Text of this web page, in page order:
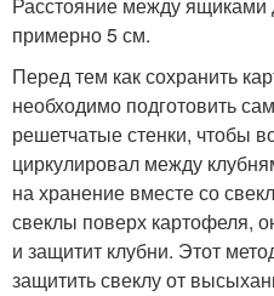
Расстояние между ящиками
примерно 5 см.
Перед тем как сохранить
необходимо подготовить
решетчатые стенки, чтобы
циркулировал между
на хранение вместе со
свеклы поверх картофеля,
и защитит клубни. Этот
защитить свеклу от